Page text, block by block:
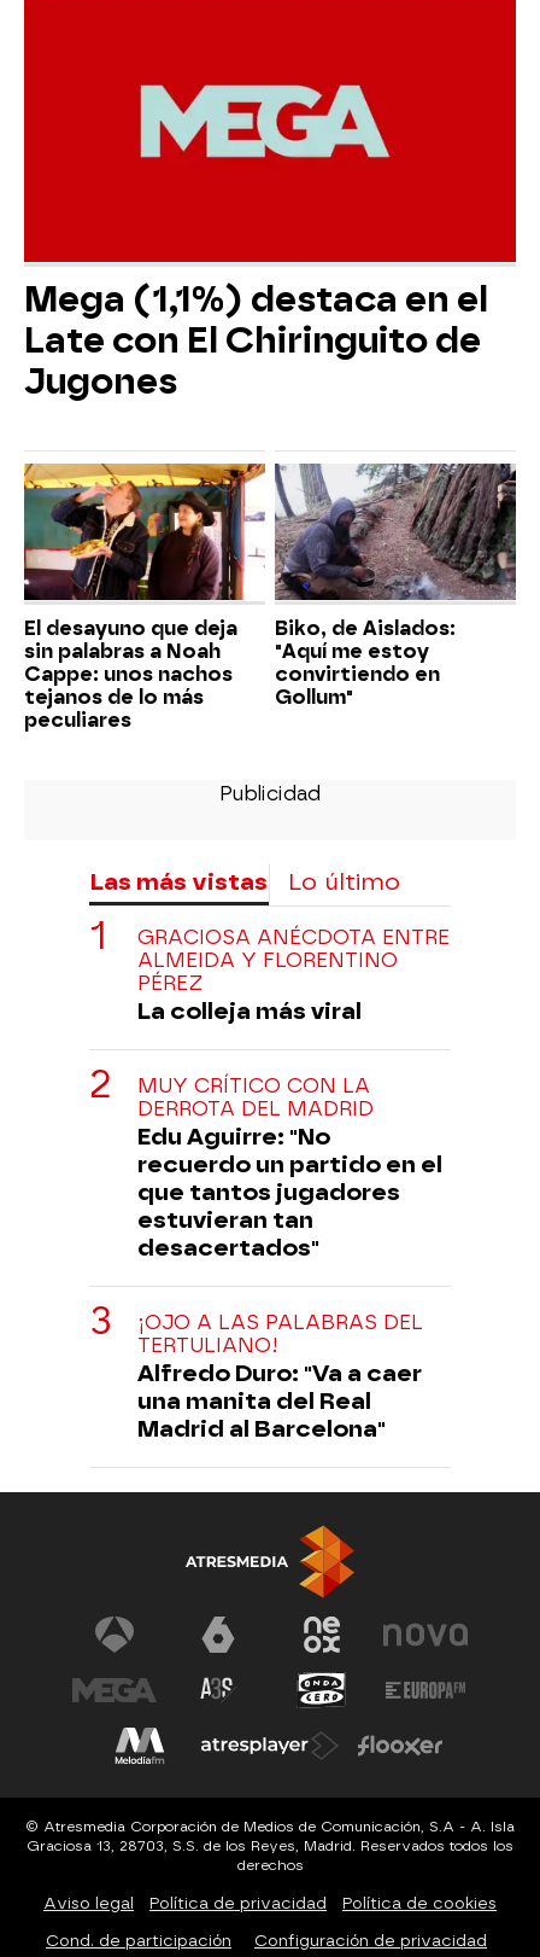
Mega (1,1%) destaca en el
Late con El Chiringuito de
Jugones
El desayuno que deja
sin palabras a Noah
Cappe: unos nachos
tejanos de lo más
peculiares
Biko, de Aislados:
"Aquí me estoy
convirtiendo en
Gollum"
Las más vistas Lo último
GRACIOSA ANÉCDOTA ENTRE
ALMEIDA Y FLORENTINO
PÉREZ
La colleja más viral
MUY CRÍTICO CON LA
DERROTA DEL MADRID
Edu Aguirre: "No
recuerdo un partido en el
que tantos jugadores
estuvieran tan
desacertados"
¡OJO A LAS PALABRAS DEL
TERTULIANO!
Alfredo Duro: "Va a caer
una manita del Real
Madrid al Barcelona"
© Atresmedia Corporación de Medios de Comunicación, S.A - A. Isla
Graciosa 13, 28703, S.S. de los Reyes, Madrid. Reservados todos los
derechos
Aviso legal Política de privacidad Política de cookies
Cond. de participación Configuración de privacidad